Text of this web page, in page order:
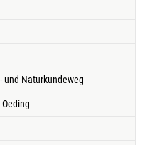
und Naturkundeweg